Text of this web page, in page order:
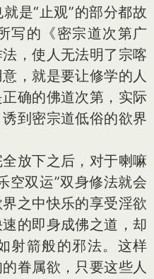
是“止观”的部分都故
写的《密宗道次第广
，使人无法明了宗喀
，就是要让修学的人
确的佛道次第，实际
到密宗道低俗的欲界
放下之后，对于喇嘛
空双运”双身修法就会
之中快乐的享受淫欲
的即身成佛之道，却
射箭般的邪法。这样
眷属欲，只要这些人